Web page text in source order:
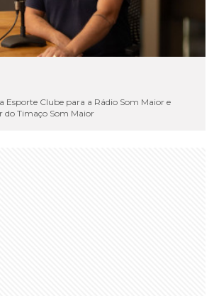
Esporte Clube para a Rádio Som Maior e
do Timaço Som Maior